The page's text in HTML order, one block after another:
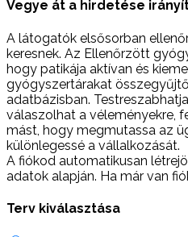
Vegye át a hirdetése
A látogatók elsősorban
keresnek. Az Ellenőrzött
hogy patikája aktívan és
gyógyszertárakat
adatbázisban.
válaszolhat a véleményekre,
mást, hogy megmutassa az
különlegessé a vállalkozását.
A fiókod automatikusan
adatok alapján. Ha már van
Terv kiválasztása